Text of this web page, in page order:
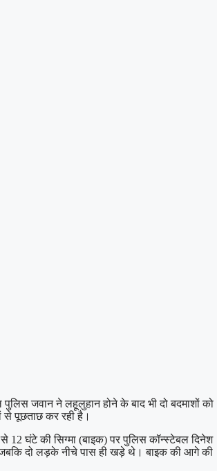
जवान ने लहूलुहान होने के बाद भी दो बदमाशों को
से पूछताछ कर रही है।
12 घंटे की सिग्मा (बाइक) पर पुलिस कॉन्स्टेबल दिनेश
जबकि दो लड़के नीचे पास ही खड़े थे। बाइक की आगे की